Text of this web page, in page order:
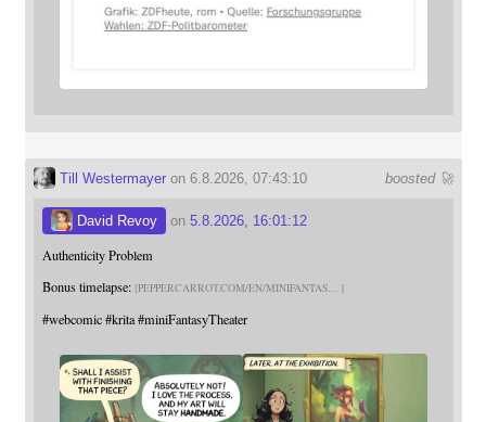
boosted 🚀
Till Westermayeron 6.8.2026, 07:43:10
David Revoy on 5.8.2026, 16:01:12
Authenticity Problem
Bonus timelapse: PEPPERCARROT.COM/EN/MINIFANTAS
#webcomic #krita #miniFantasyTheater